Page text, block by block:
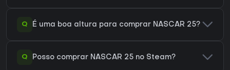
Q É uma boa altura para comprar NASCAR 25?
Q Posso comprar NASCAR 25 no Steam?